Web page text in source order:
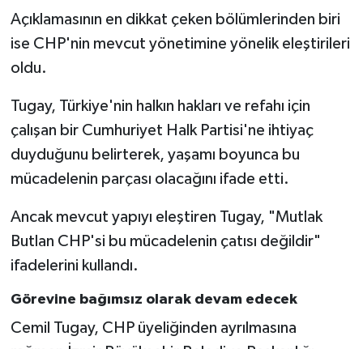
Açıklamasının en dikkat çeken bölümlerinden biri
ise CHP'nin mevcut yönetimine yönelik eleştirileri
oldu.
Tugay, Türkiye'nin halkın hakları ve refahı için
çalışan bir Cumhuriyet Halk Partisi'ne ihtiyaç
duyduğunu belirterek, yaşamı boyunca bu
mücadelenin parçası olacağını ifade etti.
Ancak mevcut yapıyı eleştiren Tugay, "Mutlak
Butlan CHP'si bu mücadelenin çatısı değildir"
ifadelerini kullandı.
Görevine bağımsız olarak devam edecek
Cemil Tugay, CHP üyeliğinden ayrılmasına